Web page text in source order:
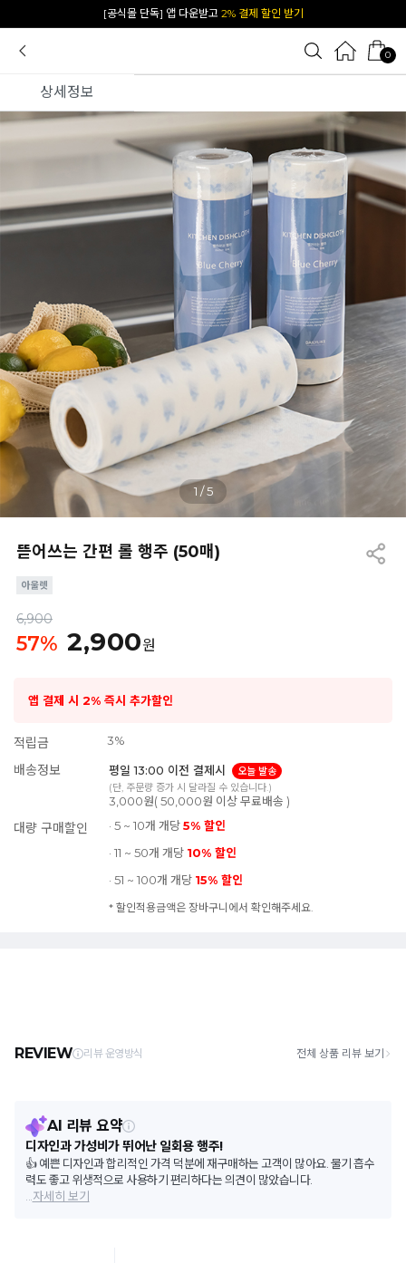
카카오 플친 추가하면1천원 즉시 할인 쿠폰
0
상세정보
1 /5
뜯어쓰는 간편 롤 행주 (50매)
6,900
57% 2,900원
앱 결제 시 2% 즉시 추가할인
적립금 3%
배송정보 평일 13:00 이전 결제시
오늘 발송
(단, 주문량 증가 시 달라질 수 있습니다.)
3,000원( 50,000원 이상 무료배송 )
대량 구매할인 · 5 ~ 10개 개당5% 할인
· 11 ~ 50개 개당 10% 할인
· 51 ~ 100개 개당 15% 할인
* 할인적용금액은 장바구니에서 확인해주세요.